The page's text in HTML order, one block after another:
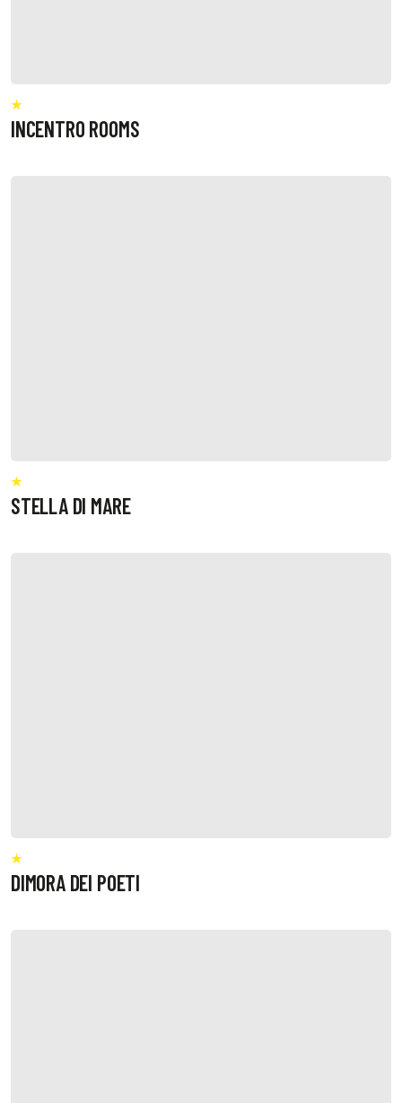
INCENTRO ROOMS
STELLA DI MARE
DIMORA DEI POETI